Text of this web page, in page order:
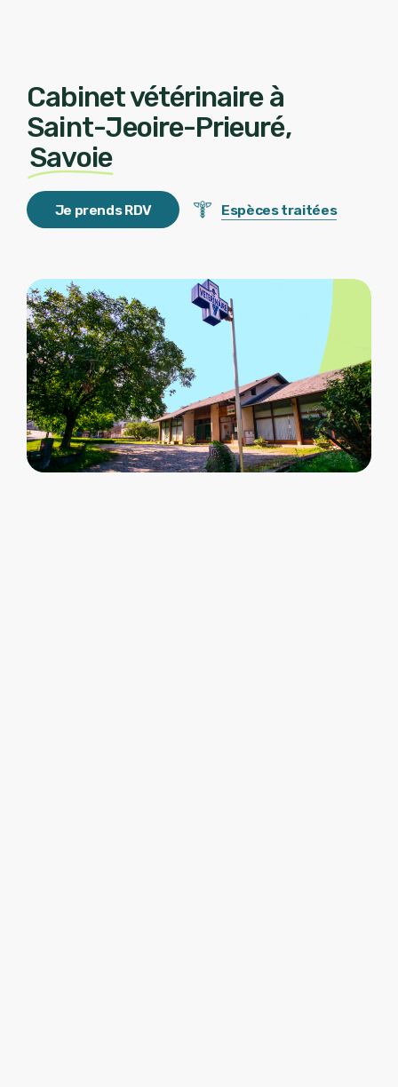
Cabinet vétérinaire à
Saint-Jeoire-Prieuré,
Savoie
Je prendsRDV Espèces traitées